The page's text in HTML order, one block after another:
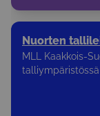
Nuorten
MLL Kaakkois-